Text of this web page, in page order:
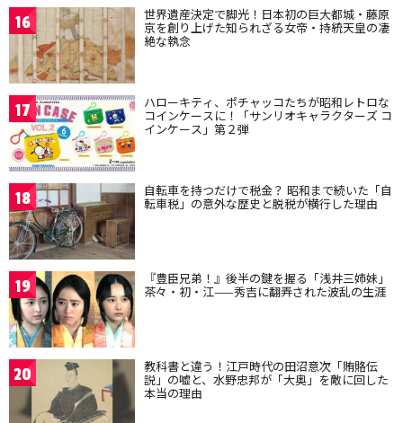
16 世界遺産決定で脚光！日本初の巨大都城・藤原
京を創り上げた知られざる女帝・持統天皇の凄
絶な執念
17 ハローキティ、ポチャッコたちが昭和レトロな
コインケースに！「サンリオキャラクターズ コ
インケース」第２弾
18 自転車を持つだけで税金？ 昭和まで続いた「自
転車税」の意外な歴史と脱税が横行した理由
19 『豊臣兄弟！』後半の鍵を握る「浅井三姉妹」
茶々・初・江——秀吉に翻弄された波乱の生涯
20 教科書と違う！江戸時代の田沼意次「賄賂伝
説」の嘘と、水野忠邦が「大奥」を敵に回した
本当の理由